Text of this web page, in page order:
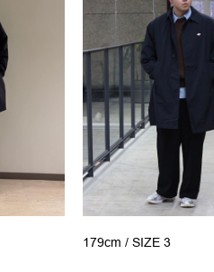
179cm / SIZE 3